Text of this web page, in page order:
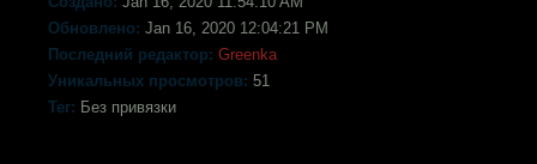
Обновлено: Jan 16, 2020 12:04:21 PM
Последний редактор: Greenka
Уникальных просмотров: 51
Тег: Без привязки